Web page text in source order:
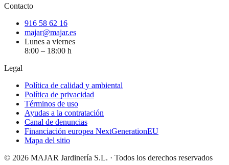
Contacto
916 58 62 16
majar@majar.es
Lunes a viernes
8:00 – 18:00 h
Legal
Política de calidad y ambiental
Política de privacidad
Términos de uso
Ayudas a la contratación
Canal de denuncias
Financiación europea NextGenerationEU
Mapa del sitio
© 2026 MAJAR Jardinería S.L. · Todos los derechos reservados